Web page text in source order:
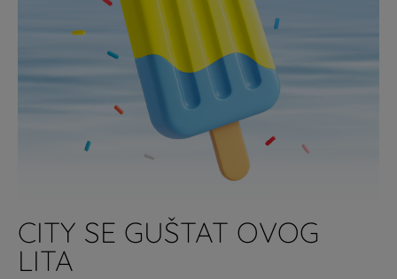
CITY SE GUŠTAT OVOG
LITA